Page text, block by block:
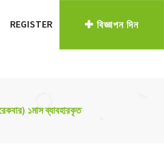
REGISTER বিজ্ঞাপন দিন
১মাস ব্যাবহারকৃত